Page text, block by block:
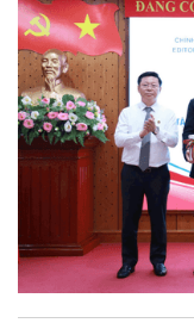
giáo Trung ương tổ
tác phẩm chọn lọc
tập bằng tiếng Tây Ban